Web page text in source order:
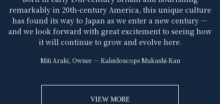
remarkably in 20th-century America, this unique culture
has found its way to Japan as we enter a new century —
and we look forward with great excitement to seeing how
it will continue to grow and evolve here.
Miti Araki, Owner — Kaleidoscope Mukashi-Kan
VIEW MORE